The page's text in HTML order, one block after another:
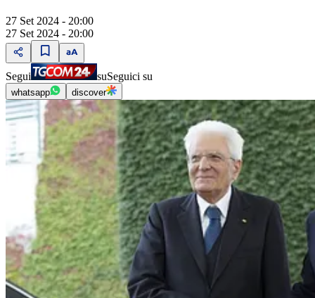
27 Set 2024 - 20:00
27 Set 2024 - 20:00
Segui suSeguici su
whatsapp discover